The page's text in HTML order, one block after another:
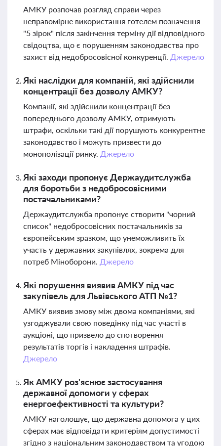
АМКУ розпочав розгляд справи через
неправомірне використання готелем позначення
"5 зірок" після закінчення терміну дії відповідного
свідоцтва, що є порушенням законодавства про
захист від недобросовісної конкуренції. Джерело
Які наслідки для компаній, які здійснили
концентрації без дозволу АМКУ?
Компанії, які здійснили концентрації без
попереднього дозволу АМКУ, отримують
штрафи, оскільки такі дії порушують конкурентне
законодавство і можуть призвести до
монополізації ринку. Джерело
Які заходи пропонує Держаудитслужба
для боротьби з недобросовісними
постачальниками?
Держаудитслужба пропонує створити "чорний
список" недобросовісних постачальників за
європейським зразком, що унеможливить їх
участь у державних закупівлях, зокрема для
потреб Міноборони. Джерело
Які порушення виявив АМКУ під час
закупівель для Львівського АТП №1?
АМКУ виявив змову між двома компаніями, які
узгоджували свою поведінку під час участі в
аукціоні, що призвело до спотворення
результатів торгів і накладення штрафів.
Джерело
Як АМКУ роз'яснює застосування
державної допомоги у сферах
енергоефективності та культури?
АМКУ наголошує, що державна допомога у цих
сферах має відповідати критеріям допустимості
згідно з національним законодавством та угодою